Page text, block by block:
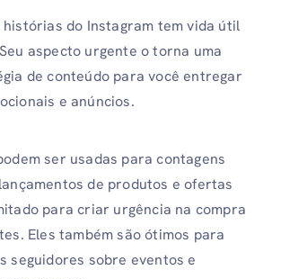
do Instagram tem vida útil
aspecto urgente o torna uma
de conteúdo para você entregar
e anúncios.
ser usadas para contagens
de produtos e ofertas
para criar urgência na compra
Eles também são ótimos para
seguidores sobre eventos e